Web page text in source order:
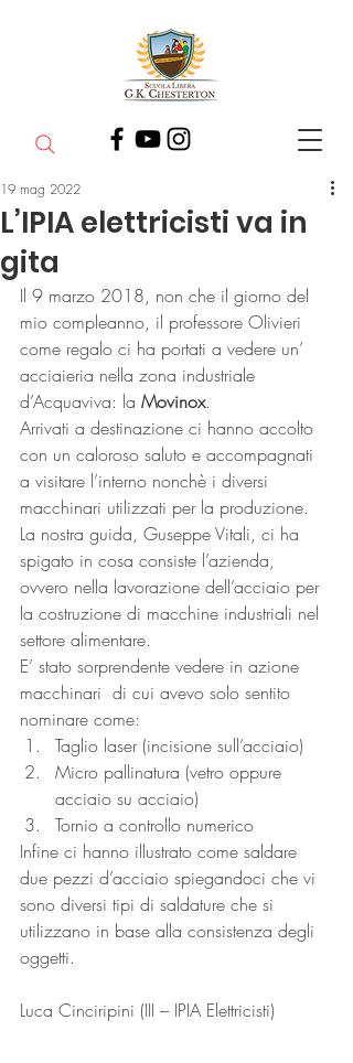
L’IPIA elettricisti va in
gita
19 mag 2022
Il 9 marzo 2018, non che il giorno del
mio compleanno, il professore Olivieri
come regalo ci ha portati a vedere un’
acciaieria nella zona industriale
d’Acquaviva: la Movinox.
Arrivati a destinazione ci hanno accolto
con un caloroso saluto e accompagnati
a visitare l’interno nonchè i diversi
macchinari utilizzati per la produzione.
La nostra guida, Guseppe Vitali, ci ha
spigato in cosa consiste l’azienda,
ovvero nella lavorazione dell’acciaio per
la costruzione di macchine industriali nel
settore alimentare.
E’ stato sorprendente vedere in azione
macchinari  di cui avevo solo sentito
nominare come:
Taglio laser (incisione sull’acciaio)
Micro pallinatura (vetro oppure
acciaio su acciaio)
Tornio a controllo numerico
Infine ci hanno illustrato come saldare
due pezzi d’acciaio spiegandoci che vi
sono diversi tipi di saldature che si
utilizzano in base alla consistenza degli
oggetti.
Luca Cinciripini (III – IPIA Elettricisti)